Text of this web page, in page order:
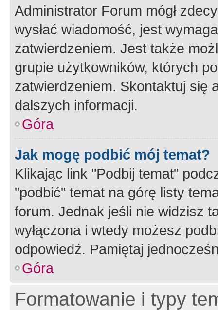
Administrator Forum mógł
wysłać wiadomość, jest
zatwierdzeniem. Jest także
grupie użytkowników, których
zatwierdzeniem. Skontaktuj się
dalszych informacji.
Góra
Jak mogę podbić mój temat?
Klikając link "Podbij temat"
"podbić" temat na górę listy
forum. Jednak jeśli nie widzisz
wyłączona i wtedy możesz
odpowiedź. Pamiętaj
Góra
Formatowanie i typy